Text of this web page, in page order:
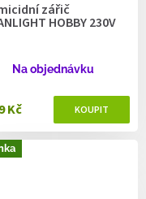
zářič
HOBBY 230V
Na objednávku
Kč